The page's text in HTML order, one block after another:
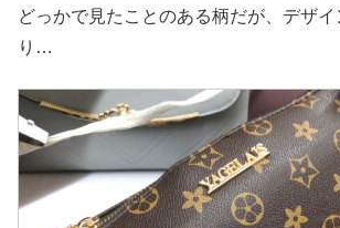
どっかで見たことのある柄だが、デザ
り…